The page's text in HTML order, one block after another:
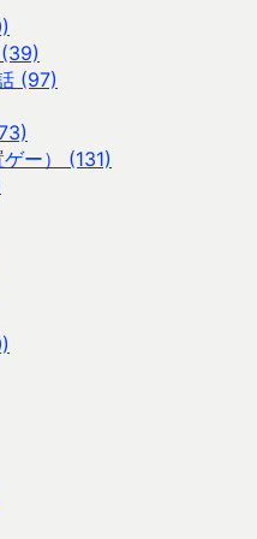
(97)
ー） (131)